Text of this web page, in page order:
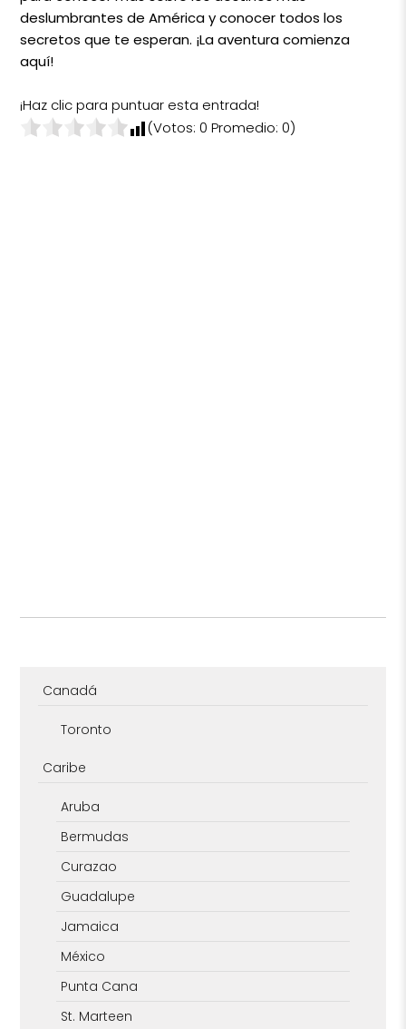
deslumbrantes de América y conocer todos los
secretos que te esperan. ¡La aventura comienza
aquí!
¡Haz clic para puntuar esta entrada!
(Votos:0 Promedio:0)
Canadá
Toronto
Caribe
Aruba
Bermudas
Curazao
Guadalupe
Jamaica
México
Punta Cana
St. Marteen